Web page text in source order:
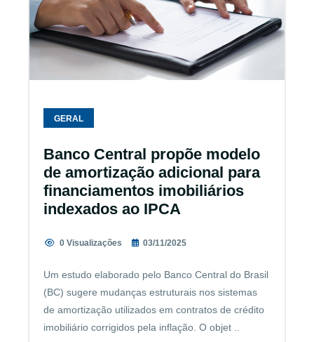
GERAL
Banco Central propõe modelo
de amortização adicional para
financiamentos imobiliários
indexados ao IPCA
0 Visualizações 03/11/2025
Um estudo elaborado pelo Banco Central do Brasil
(BC) sugere mudanças estruturais nos sistemas
de amortização utilizados em contratos de crédito
imobiliário corrigidos pela inflação. O objet ..